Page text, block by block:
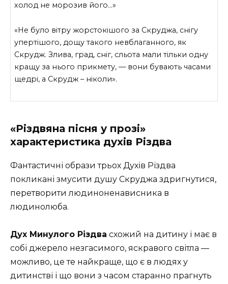
холод не морозив його…»
«Не було вітру жорстокішого за Скруджа, снігу
упертішого, дощу такого невблаганного, як
Скрудж. Злива, град, сніг, сльота мали тільки одну
кращу за нього прикмету, — вони бувають часами
щедрі, а Скрудж – ніколи».
«Різдвяна пісня у прозі»
характеристика духів Різдва
Фантастичні образи трьох Духів Різдва
покликані змусити душу Скруджа здригнутися,
перетворити людиноненависника в
людинолюба.
Дух Минулого Різдва схожий на дитину і має в
собі джерело незгасимого, яскравого світла —
можливо, це те найкраще, що є в людях у
дитинстві і що вони з часом старанно прагнуть